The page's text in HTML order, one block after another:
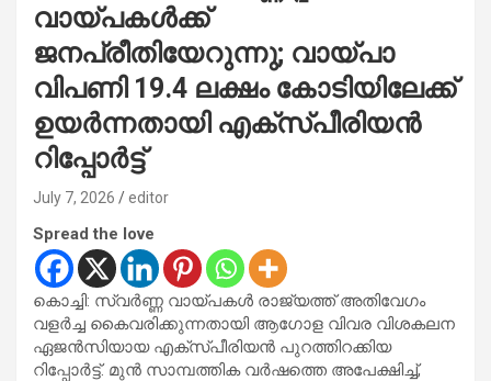
വായ്പകൾക്ക്
ജനപ്രീതിയേറുന്നു; വായ്പാ
വിപണി 19.4 ലക്ഷം കോടിയിലേക്ക്
ഉയർന്നതായി എക്സ്പീരിയൻ
റിപ്പോർട്ട്
July 7, 2026 editor
Spread the love
കൊച്ചി: സ്വർണ്ണ വായ്പകൾ രാജ്യത്ത് അതിവേഗം
വളർച്ച കൈവരിക്കുന്നതായി ആഗോള വിവര വിശകലന
ഏജൻസിയായ എക്സ്പീരിയൻ പുറത്തിറക്കിയ
റിപ്പോർട്ട്. മുൻ സാമ്പത്തിക വർഷത്തെ അപേക്ഷിച്ച്,